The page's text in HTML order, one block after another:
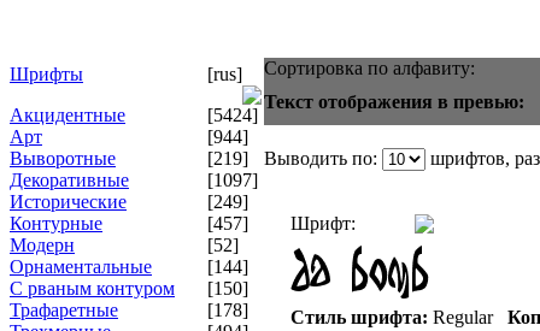
Шрифты
[rus]
Акцидентные
[5424]
Арт
[944]
Выворотные
[219]
Декоративные
[1097]
Исторические
[249]
Контурные
[457]
Модерн
[52]
Орнаментальные
[144]
С рваным контуром
[150]
Трафаретные
[178]
Сортировка по алфавиту:
Текст отображения в превью:
Выводить по: шрифтов,
Шрифт:
Стиль шрифта: Regular